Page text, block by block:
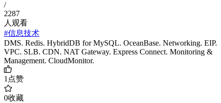
/
2287
人观看
#信息技术
DMS. Redis. HybridDB for MySQL. OceanBase. Networking. EIP.
VPC. SLB. CDN. NAT Gateway. Express Connect. Monitoring &
Management. CloudMonitor.
1点赞
0收藏